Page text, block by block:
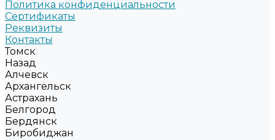
Политика конфиденциальности
Сертификаты
Реквизиты
Контакты
Томск
Назад
Алчевск
Архангельск
Астрахань
Белгород
Бердянск
Биробиджан